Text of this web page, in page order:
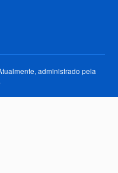
administrado pela
.